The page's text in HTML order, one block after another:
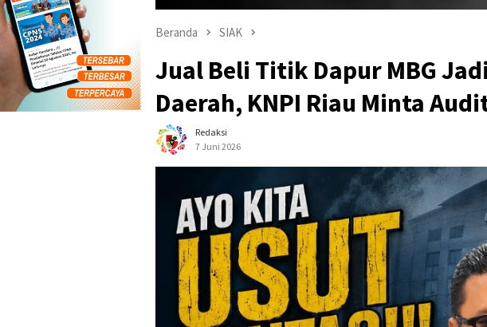
Beranda SIAK
Jual Beli Titik Dapur MBG
Daerah, KNPI Riau Minta
Redaksi
7 Juni 2026